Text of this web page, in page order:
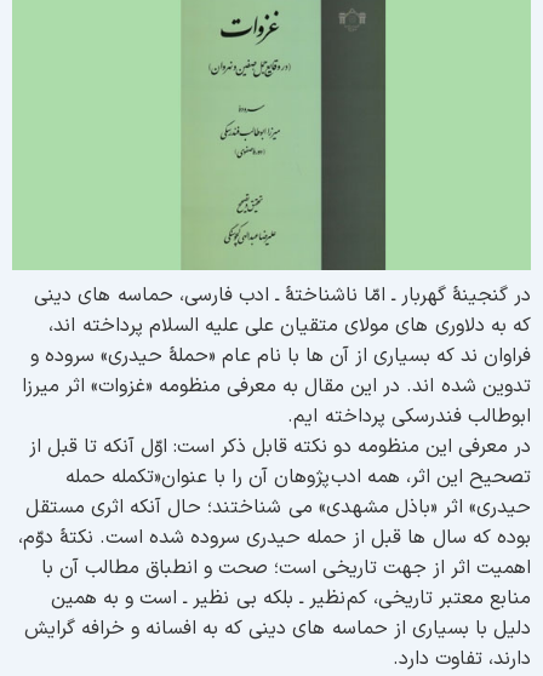
گنجینۀ گهربار ـ امّا ناشناختۀ ـ ادب فارسی، حماسه های دینی
به دلاوری های مولای متقیان علی علیه السلام پرداخته اند،
ند که بسیاری از آن ها با نام عام «حملۀ حیدری» سروده و
شده اند. در این مقال به معرفی منظومه «غزوات» اثر میرزا
فندرسکی پرداخته ایم.
معرفی این منظومه دو نكته قابل ذكر است: اوّل آنكه تا قبل از
این اثر، همه ادب پژوهان آن را با عنوان«تكمله حمله
اثر «باذل مشهدی» می شناختند؛ حال آنكه اثری مستقل
كه سال ها قبل از حمله حیدری سروده شده است. نکتۀ دوّم،
اثر از جهت تاریخی است؛ صحت و انطباق مطالب آن با
معتبر تاریخی، كم نظیر ـ بلكه بی نظیر ـ است و به همین
با بسیاری از حماسه های دینی كه به افسانه و خرافه گرایش
تفاوت دارد.